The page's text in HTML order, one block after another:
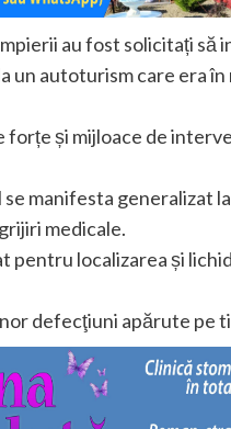
au fost solicitați
un autoturism care era
și mijloace de
manifesta generalizat
medicale.
pentru localizarea și
defecţiuni apărute pe